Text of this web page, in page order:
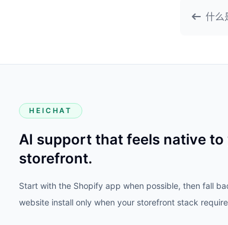
什么
HEICHAT
AI support that feels native to
storefront.
Start with the Shopify app when possible, then fall
website install only when your storefront stack